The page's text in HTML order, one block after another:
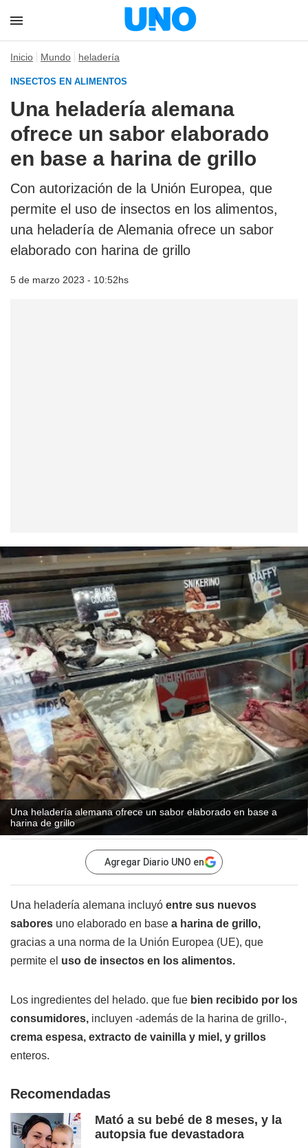
Inicio Mundo heladería
INSECTOS EN ALIMENTOS
Una heladería alemana
ofrece un sabor elaborado
en base a harina de grillo
Con autorización de la Unión Europea, que
permite el uso de insectos en los alimentos,
una heladería de Alemania ofrece un sabor
elaborado con harina de grillo
5 de marzo 2023 - 10:52hs
Una heladería alemana ofrece un sabor elaborado en base a
harina de grillo
Agregar Diario UNO en
Una heladería alemana incluyó entre sus nuevos
sabores uno elaborado en base a harina de grillo,
gracias a una norma de la Unión Europea (UE), que
permite el uso de insectos en los alimentos.
Los ingredientes del helado. que fue bien recibido por los
consumidores, incluyen -además de la harina de grillo-,
crema espesa, extracto de vainilla y miel, y grillos
enteros.
Recomendadas
Mató a su bebé de 8 meses, y la
autopsia fue devastadora